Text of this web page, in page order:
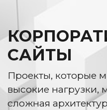
САЙТЫ
Проекты, которые
высокие нагрузки,
сложная